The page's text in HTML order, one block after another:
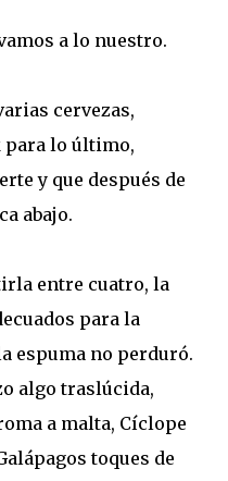
a lo nuestro.
cervezas,
para lo último,
y que después de
abajo.
entre cuatro, la
para la
espuma no perduró.
algo traslúcida,
a malta, Cíclope
toques de